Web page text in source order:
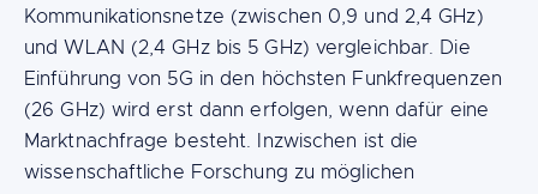
Kommunikationsnetze (zwischen 0,9 und 2,4 GHz)
und WLAN (2,4 GHz bis 5 GHz) vergleichbar. Die
Einführung von 5G in den höchsten Funkfrequenzen
(26 GHz) wird erst dann erfolgen, wenn dafür eine
Marktnachfrage besteht. Inzwischen ist die
wissenschaftliche Forschung zu möglichen